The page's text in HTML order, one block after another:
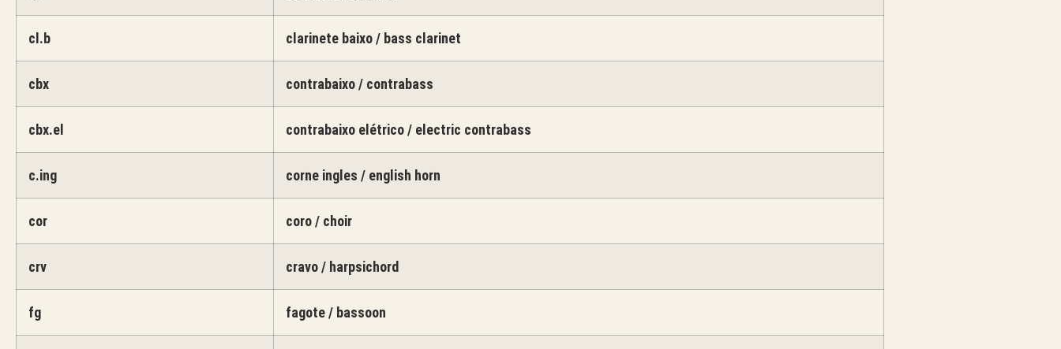
cl.b clarinete baixo / bass clarinet
cbx contrabaixo / contrabass
cbx.el contrabaixo elétrico / electric contrabass
c.ing corne ingles / english horn
cor coro / choir
crv cravo / harpsichord
fg fagote / bassoon